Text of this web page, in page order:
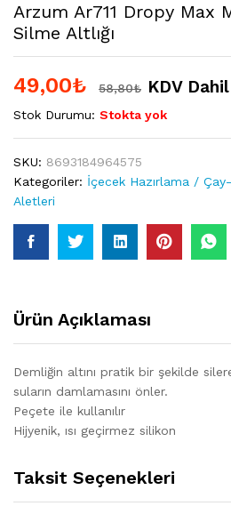
Arzum Ar711 Dropy Max
Silme Altlığı
49,00₺ 58,80₺ KDV Dahil
Stok Durumu: Stokta yok
SKU: 8693184964575
Kategoriler: İçecek Hazırlama /
Aletleri
Ürün Açıklaması
Demliğin altını pratik bir şekilde
suların damlamasını önler.
Peçete ile kullanılır
Hijyenik, ısı geçirmez silikon
Taksit Seçenekleri